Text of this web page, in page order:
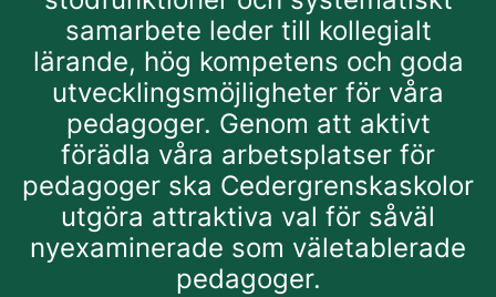
samarbete leder till kollegialt
lärande, hög kompetens och goda
utvecklingsmöjligheter för våra
pedagoger. Genom att aktivt
förädla våra arbetsplatser för
pedagoger ska Cedergrenskaskolor
utgöra attraktiva val för såväl
nyexaminerade som väletablerade
pedagoger.